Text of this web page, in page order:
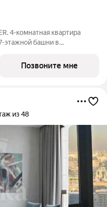
4-комнатная квартира
этажной башни в
в 5 минутах от
бюро ADM
Позвоните мне
из 48